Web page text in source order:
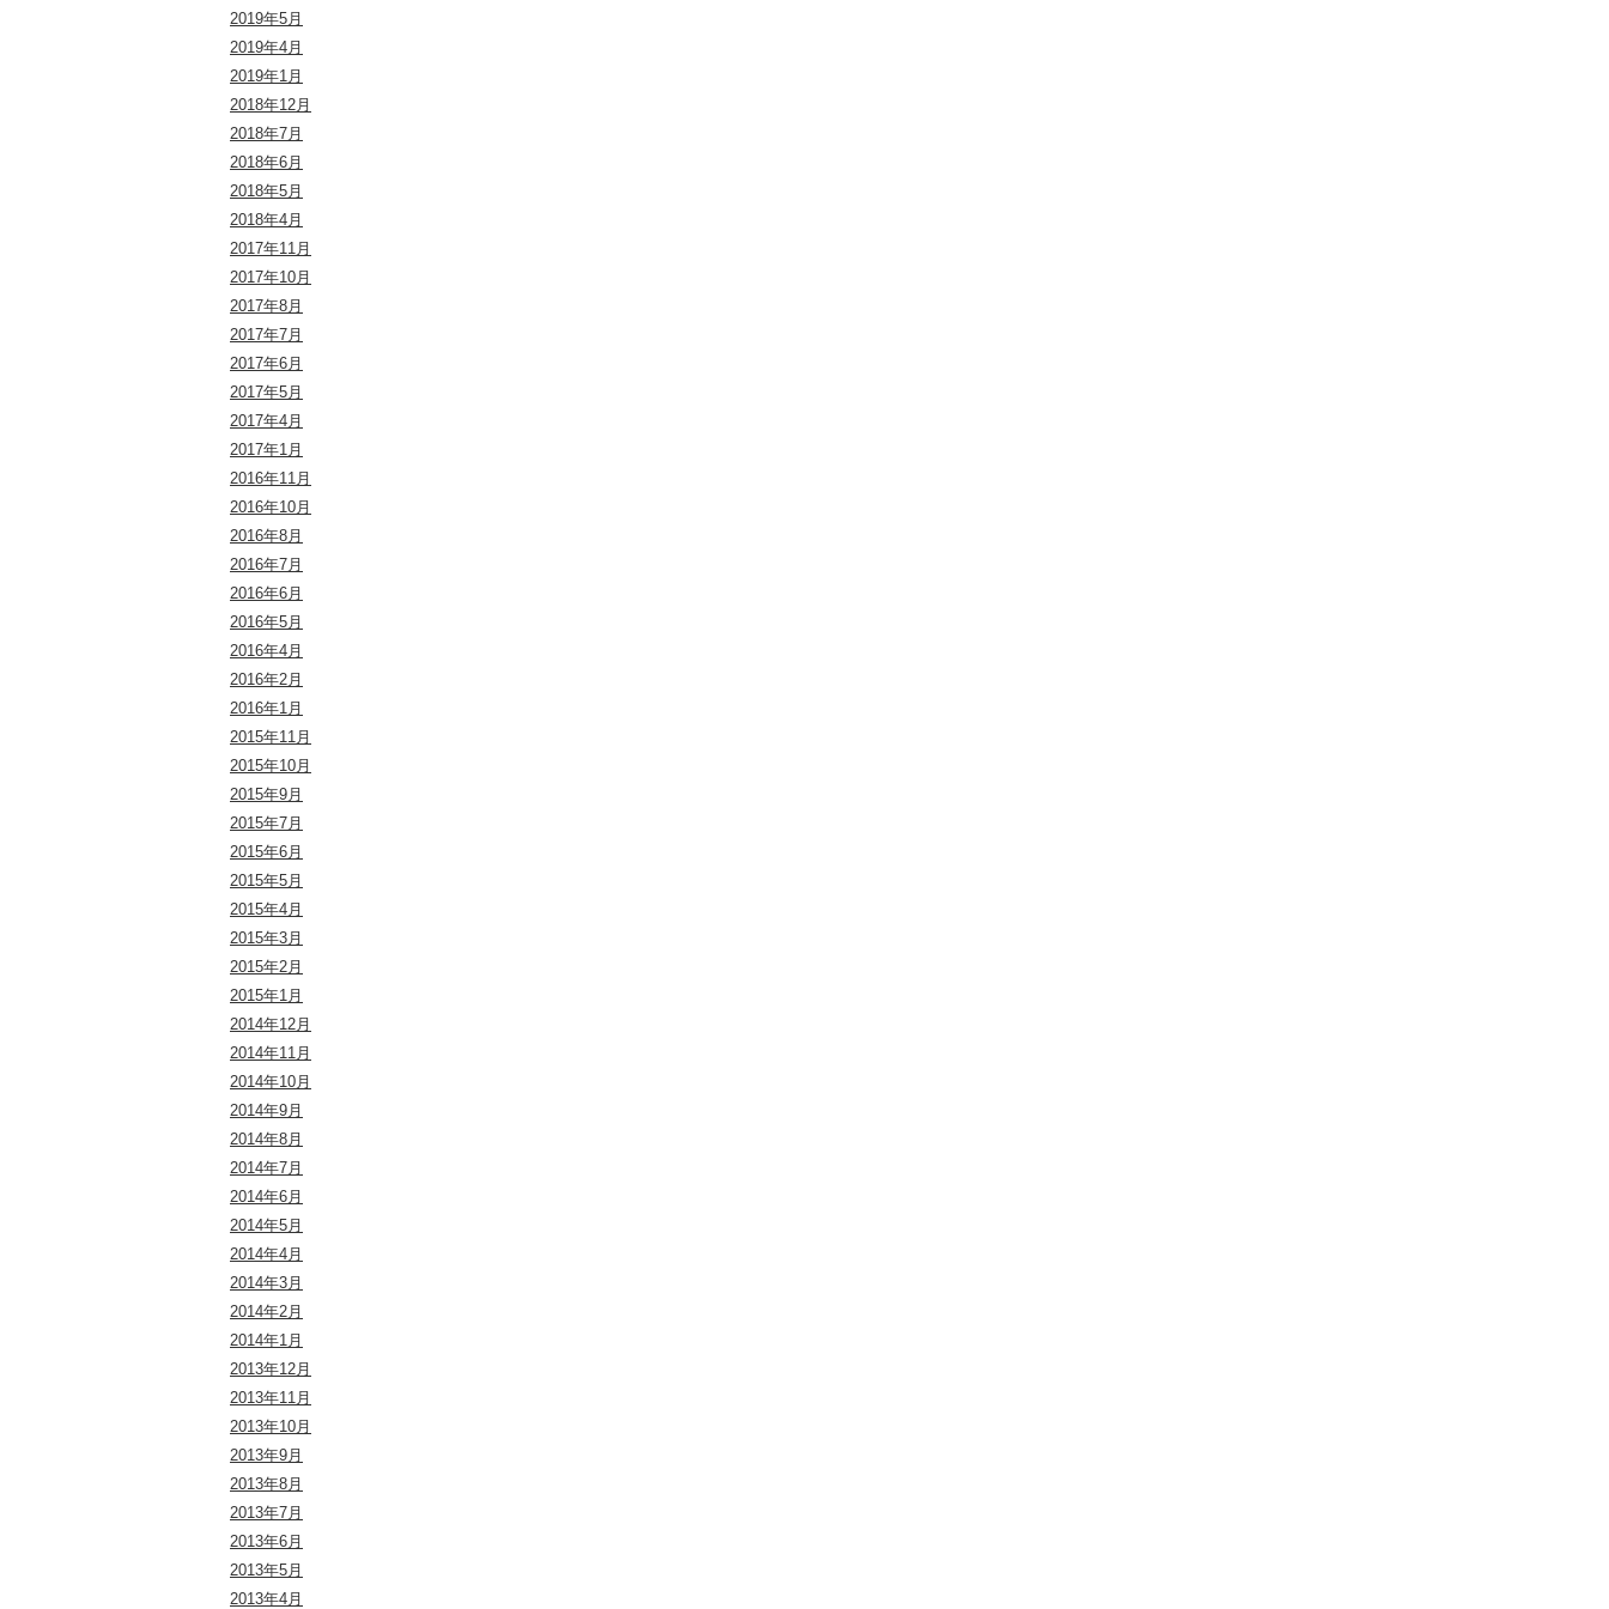
2019年5月
2019年4月
2019年1月
2018年12月
2018年7月
2018年6月
2018年5月
2018年4月
2017年11月
2017年10月
2017年8月
2017年7月
2017年6月
2017年5月
2017年4月
2017年1月
2016年11月
2016年10月
2016年8月
2016年7月
2016年6月
2016年5月
2016年4月
2016年2月
2016年1月
2015年11月
2015年10月
2015年9月
2015年7月
2015年6月
2015年5月
2015年4月
2015年3月
2015年2月
2015年1月
2014年12月
2014年11月
2014年10月
2014年9月
2014年8月
2014年7月
2014年6月
2014年5月
2014年4月
2014年3月
2014年2月
2014年1月
2013年12月
2013年11月
2013年10月
2013年9月
2013年8月
2013年7月
2013年6月
2013年5月
2013年4月